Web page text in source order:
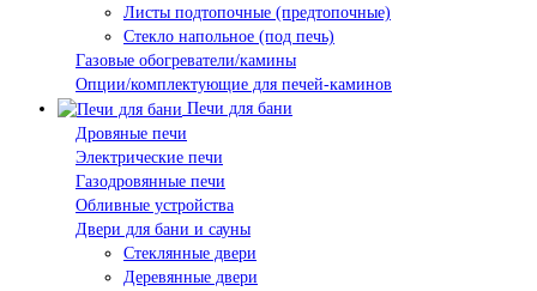
Листы подтопочные (предтопочные)
Стекло напольное (под печь)
Газовые обогреватели/камины
Опции/комплектующие для печей-каминов
Печи для бани
Дровяные печи
Электрические печи
Газодровянные печи
Обливные устройства
Двери для бани и сауны
Стеклянные двери
Деревянные двери